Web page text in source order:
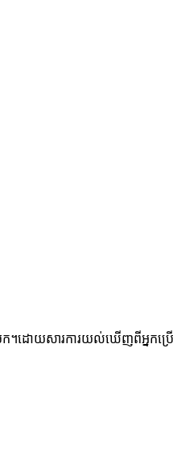
ក។ដោយសារការយល់ឃើញពីអ្នកប្